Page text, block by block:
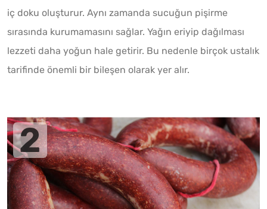
iç doku oluşturur. Aynı zamanda sucuğun pişirme
sırasında kurumamasını sağlar. Yağın eriyip dağılması
lezzeti daha yoğun hale getirir. Bu nedenle birçok ustalık
tarifinde önemli bir bileşen olarak yer alır.